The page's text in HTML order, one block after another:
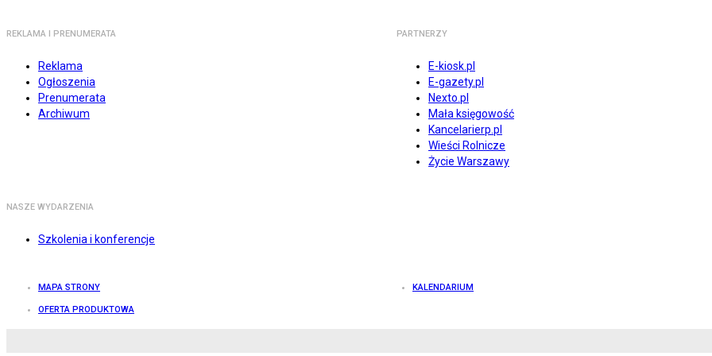
REKLAMA I PRENUMERATA
Reklama
Ogłoszenia
Prenumerata
Archiwum
PARTNERZY
E-kiosk.pl
E-gazety.pl
Nexto.pl
Mała księgowość
Kancelarierp.pl
Wieści Rolnicze
Życie Warszawy
NASZE WYDARZENIA
Szkolenia i konferencje
MAPA STRONY KALENDARIUM
OFERTA PRODUKTOWA